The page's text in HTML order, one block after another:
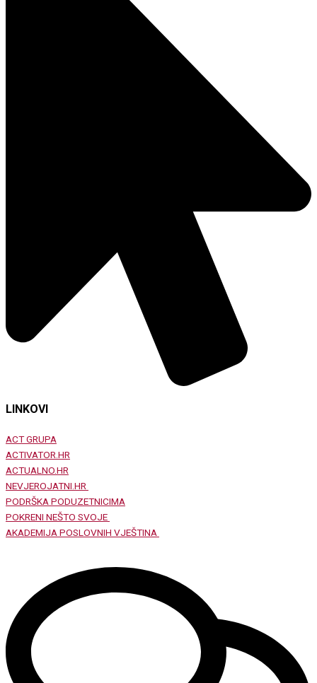
LINKOVI
ACT GRUPA
ACTIVATOR.HR
ACTUALNO.HR
NEVJEROJATNI.HR
PODRŠKA PODUZETNICIMA
POKRENI NEŠTO SVOJE
AKADEMIJA POSLOVNIH VJEŠTINA